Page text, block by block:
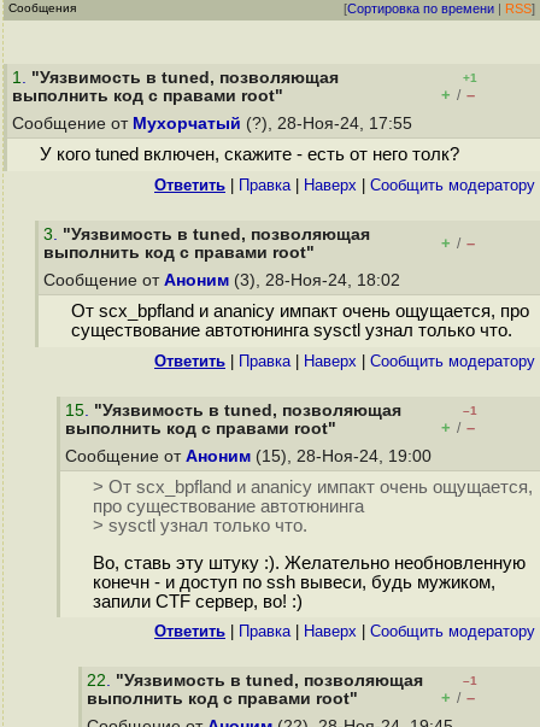
Сообщения [Сортировка по времени | RSS]
1. "Уязвимость в tuned, позволяющая
выполнить код с правами root"
+1
+ / –
Сообщение от Мухорчатый (?), 28-Ноя-24, 17:55
У кого tuned включен, скажите - есть от него толк?
Ответить Правка| Наверх Cообщить модератору
3. "Уязвимость в tuned, позволяющая
выполнить код с правами root"
+ / –
Сообщение от Аноним (3), 28-Ноя-24, 18:02
От scx_bpfland и ananicy импакт очень ощущается, про
существование автотюнинга sysctl узнал только что.
Ответить Правка| Наверх Cообщить модератору
15. "Уязвимость в tuned, позволяющая
выполнить код с правами root"
–1
+ / –
Сообщение от Аноним (15), 28-Ноя-24, 19:00
> От scx_bpfland и ananicy импакт очень ощущается,
про существование автотюнинга
> sysctl узнал только что.
Во, ставь эту штуку :). Желательно необновленную
конечн - и доступ по ssh вывеси, будь мужиком,
запили CTF сервер, во! :)
Ответить Правка| Наверх Cообщить модератору
22. "Уязвимость в tuned, позволяющая
выполнить код с правами root"
–1
+ / –